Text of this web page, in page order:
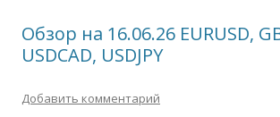
Обзор на 16.06.26 EURUSD,
USDCAD, USDJPY
Добавить комментарий